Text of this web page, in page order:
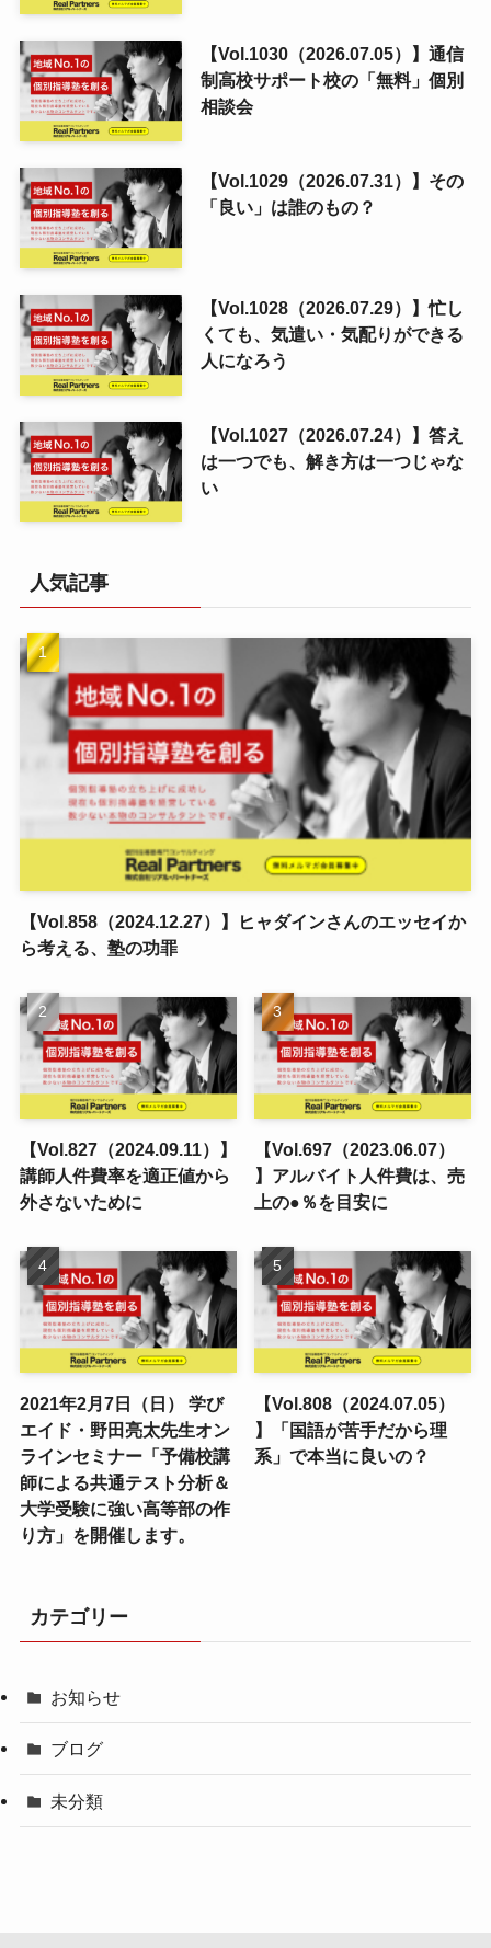
【Vol.1030（2026.07.05）】通信
制高校サポート校の「無料」個別
相談会
【Vol.1029（2026.07.31）】その
「良い」は誰のもの？
【Vol.1028（2026.07.29）】忙し
くても、気遣い・気配りができる
人になろう
【Vol.1027（2026.07.24）】答え
は一つでも、解き方は一つじゃな
い
人気記事
【Vol.858（2024.12.27）】ヒャダインさんのエッセイか
ら考える、塾の功罪
【Vol.827（2024.09.11）】
講師人件費率を適正値から
外さないために
【Vol.697（2023.06.07）
】アルバイト人件費は、売
上の●％を目安に
2021年2月7日（日） 学び
エイド・野田亮太先生オン
ラインセミナー「予備校講
師による共通テスト分析＆
大学受験に強い高等部の作
り方」を開催します。
【Vol.808（2024.07.05）
】「国語が苦手だから理
系」で本当に良いの？
カテゴリー
お知らせ
ブログ
未分類